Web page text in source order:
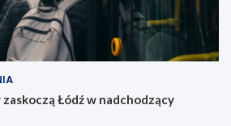
Łódź w nadchodzący